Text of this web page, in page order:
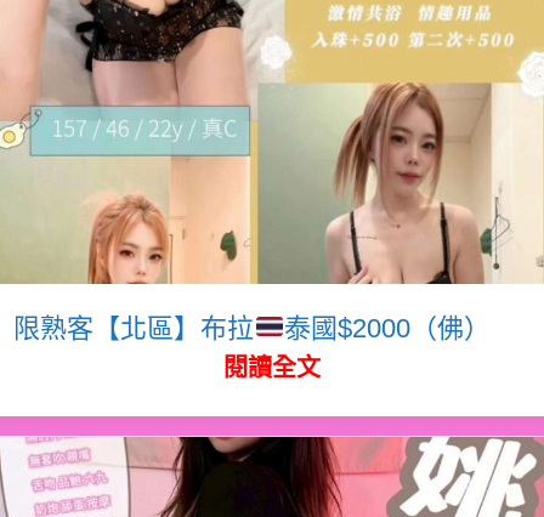
限熟客【北區】布拉 泰國$2000（佛）
閱讀全文